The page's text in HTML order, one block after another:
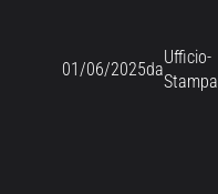
01/06/2025da
Ufficio-
Stampa